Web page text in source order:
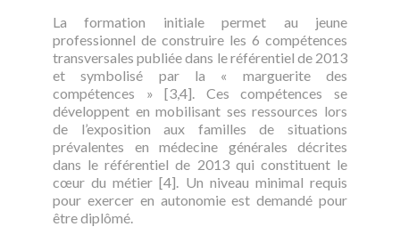
La formation initiale permet au jeune
professionnel de construire les 6 compétences
transversales publiée dans le référentiel de 2013
et symbolisé par la « marguerite des
compétences » [3,4]. Ces compétences se
développent en mobilisant ses ressources lors
de l’exposition aux familles de situations
prévalentes en médecine générales décrites
dans le référentiel de 2013 qui constituent le
cœur du métier [4]. Un niveau minimal requis
pour exercer en autonomie est demandé pour
être diplômé.